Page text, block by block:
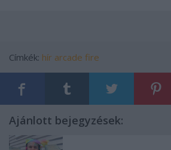
Címkék: hír arcade fire
Ajánlott bejegyzések: